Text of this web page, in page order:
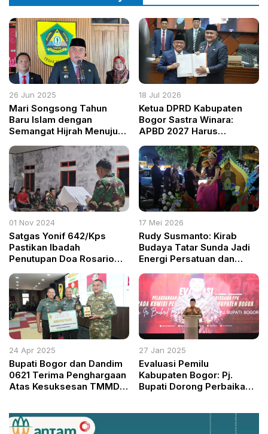
26 Jun 2025
Mari Songsong Tahun
Baru Islam dengan
Semangat Hijrah Menuju
Thayyibatun wa Rabbun
Ghafur
18 Jul 2026
Ketua DPRD Kabupaten
Bogor Sastra Winara:
APBD 2027 Harus
Rakyat
01 Nov 2024
Satgas Yonif 642/Kps
Pastikan Ibadah
Penutupan Doa Rosario
Barat
17 Mei 2026
Rudy Susmanto: Kirab
Budaya Tatar Sunda Jadi
Energi Persatuan dan
Sunda
24 Apr 2025
Bupati Bogor dan Dandim
0621 Terima Penghargaan
Atas Kesuksesan TMMD
27 Jan 2025
Evaluasi Pemilu
Kabupaten Bogor: Pj.
Bupati Dorong Perbaikan